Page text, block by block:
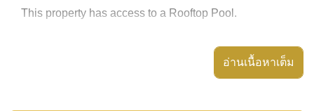
This property has access to a Rooftop Pool.
The title deed for this property is held in Foreign Name
อ่านเนื้อหาเต็ม